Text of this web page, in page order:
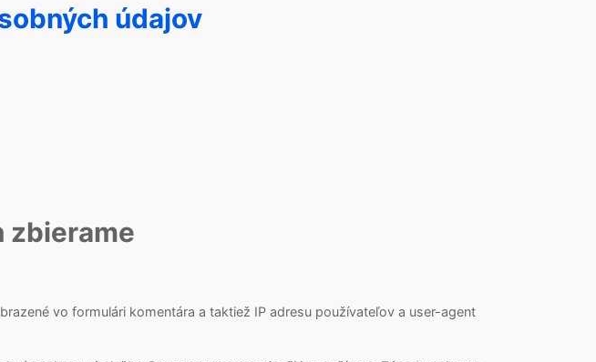
údajov
zbierame
vo formulári komentára a taktiež IP adresu používateľov a user-agent